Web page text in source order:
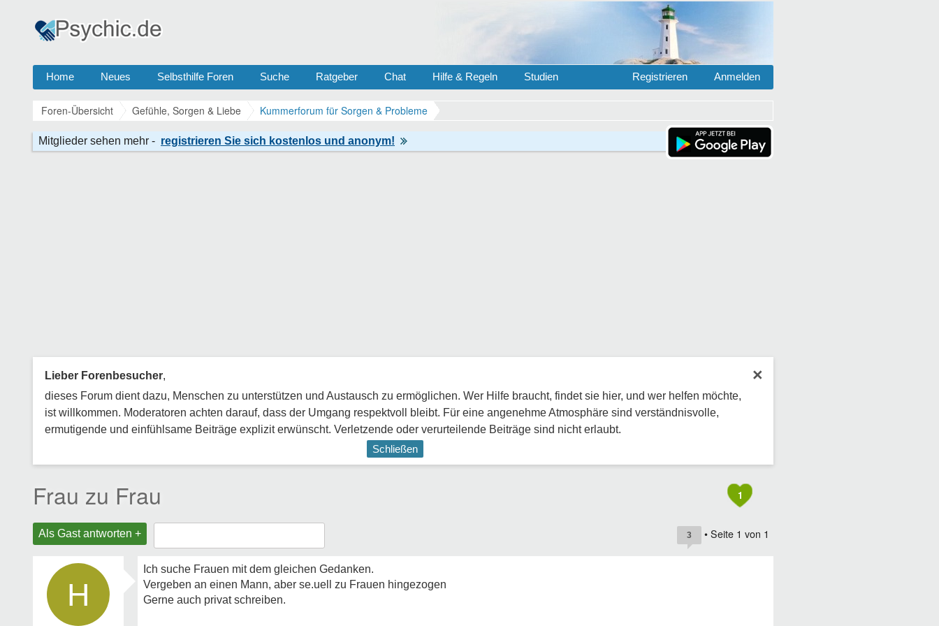
Home Neues Selbsthilfe Foren Suche Ratgeber Chat Hilfe & Regeln Studien Anmelden
Registrieren
Foren-Übersicht Gefühle, Sorgen & Liebe Kummerforum für Sorgen & Probleme
×
Lieber Forenbesucher,
dieses Forum dient dazu, Menschen zu unterstützen und Austausch zu ermöglichen. Wer Hilfe braucht, findet sie hier, und wer helfen möchte,
ist willkommen. Moderatoren achten darauf, dass der Umgang respektvoll bleibt. Für eine angenehme Atmosphäre sind verständnisvolle,
ermutigende und einfühlsame Beiträge explizit erwünscht. Verletzende oder verurteilende Beiträge sind nicht erlaubt.
Schließen
1
Frau zu Frau
Als Gast antworten + 3 • Seite 1 von 1
H
Ich suche Frauen mit dem gleichen Gedanken.
Vergeben an einen Mann, aber se.uell zu Frauen hingezogen
Gerne auch privat schreiben.